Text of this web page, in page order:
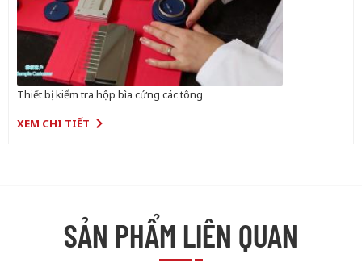
Thiết bị kiểm tra hộp bìa cứng các tông
XEM CHI TIẾT
SẢN PHẨM LIÊN QUAN